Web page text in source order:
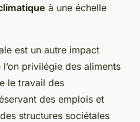
à une échelle
est un autre impact
privilégie des aliments
le travail des
des emplois et
structures sociétales